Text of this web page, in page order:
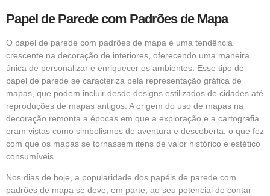
Papel de Parede com Padrões de Mapa
O papel de parede com padrões de mapa é uma tendência
crescente na decoração de interiores, oferecendo uma maneira
única de personalizar e enriquecer os ambientes. Esse tipo de
papel de parede se caracteriza pela representação gráfica de
mapas, que podem incluir desde designs estilizados de cidades até
reproduções de mapas antigos. A origem do uso de mapas na
decoração remonta a épocas em que a exploração e a cartografia
eram vistas como simbolismos de aventura e descoberta, o que fez
com que os mapas se tornassem itens de valor histórico e estético
consumíveis.
Nos dias de hoje, a popularidade dos papéis de parede com
padrões de mapa se deve, em parte, ao seu potencial de contar